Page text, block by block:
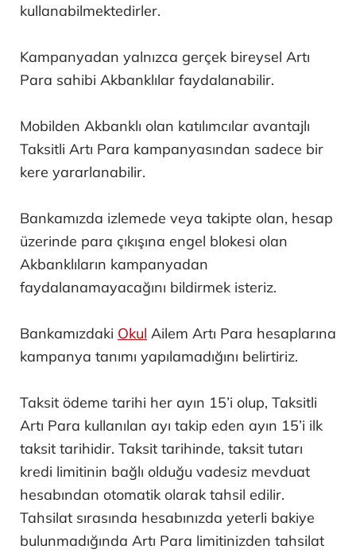
kullanabilmektedirler.
Kampanyadan yalnızca gerçek bireysel Artı
Para sahibi Akbanklılar faydalanabilir.
Mobilden Akbanklı olan katılımcılar avantajlı
Taksitli Artı Para kampanyasından sadece bir
kere yararlanabilir.
Bankamızda izlemede veya takipte olan, hesap
üzerinde para çıkışına engel blokesi olan
Akbanklıların kampanyadan
faydalanamayacağını bildirmek isteriz.
Bankamızdaki Okul Ailem Artı Para hesaplarına
kampanya tanımı yapılamadığını belirtiriz.
Taksit ödeme tarihi her ayın 15’i olup, Taksitli
Artı Para kullanılan ayı takip eden ayın 15’i ilk
taksit tarihidir. Taksit tarihinde, taksit tutarı
kredi limitinin bağlı olduğu vadesiz mevduat
hesabından otomatik olarak tahsil edilir.
Tahsilat sırasında hesabınızda yeterli bakiye
bulunmadığında Artı Para limitinizden tahsilat